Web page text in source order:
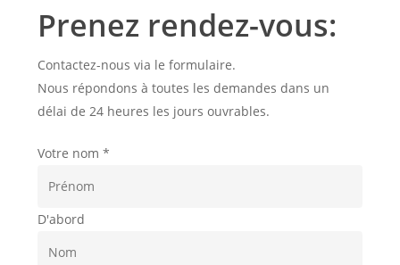
Prenez rendez-vous:
Contactez-nous via le formulaire.
Nous répondons à toutes les demandes dans un
délai de 24 heures les jours ouvrables.
Votre nom*
D'abord